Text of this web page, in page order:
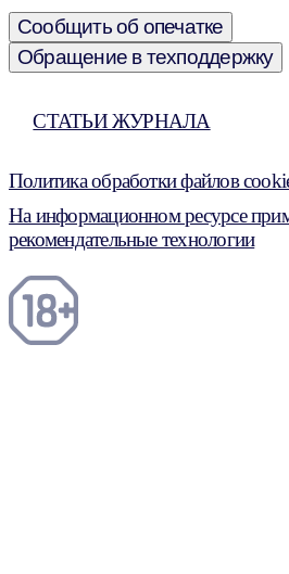
Сообщить об опечатке
Обращение в техподдержку
СТАТЬИ ЖУРНАЛА
Политика обработки файлов
На информационном ресурсе
рекомендательные технологии